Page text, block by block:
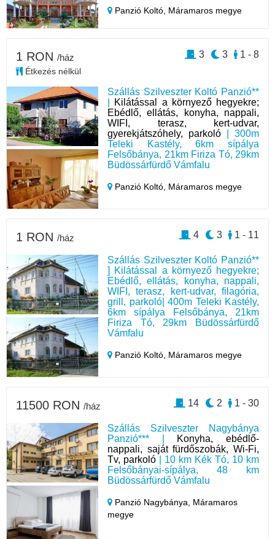
Panzió Koltó, Máramaros megye
Szállás Szilveszter Koltó Panzió**
Kilátással a környező hegyekre;
Ebédlő, ellátás, konyha, nappali,
WIFI, terasz, kert-udvar,
gyerekjátszóhely, parkoló | 300m
Teleki Kastély, 6km sípálya
Felsőbánya, 21km Firiza Tó, 29km
Büdössárfürdő Vámfalu
Panzió Koltó, Máramaros megye
1 RON /ház
Étkezés nélkül
1 - 8
3
3
Szállás Szilveszter Koltó Panzió**
] Kilátással a környező hegyekre;
Ebédlő, ellátás, konyha, nappali,
WIFI, terasz, kert-udvar, filagória,
grill, parkoló| 400m Teleki Kastély,
6km sípálya Felsőbánya, 21km
Firiza Tó, 29km Büdössárfürdő
Vámfalu
Panzió Koltó, Máramaros megye
1 RON /ház 1 - 11
3
4
Szállás Szilveszter Nagybánya
Panzió*** | Konyha, ebédlő-
nappali, saját fürdőszobák, Wi-Fi,
Tv, parkoló | 10 km Kék Tó, 10 km
Felsőbányai-sípálya, 48 km
Büdössárfürdő Vámfalu
Panzió Nagybánya, Máramaros
megye
11500 RON /ház 1 - 30
2
14